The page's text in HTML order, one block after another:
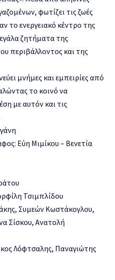
φωτίζει τις ζωές
το ενεργειακό κέντρο της
ζητήματα της
περιβάλλοντος και της
μνήμες και εμπειρίες από
το κοινό να
με αυτόν και τις
Εύη Μιμίκου – Βενετία
Τσιμπλίδου
Συμεών Κωστάκογλου,
Σίσκου, Ανατολή
Λόφτσαλης, Παναγιώτης